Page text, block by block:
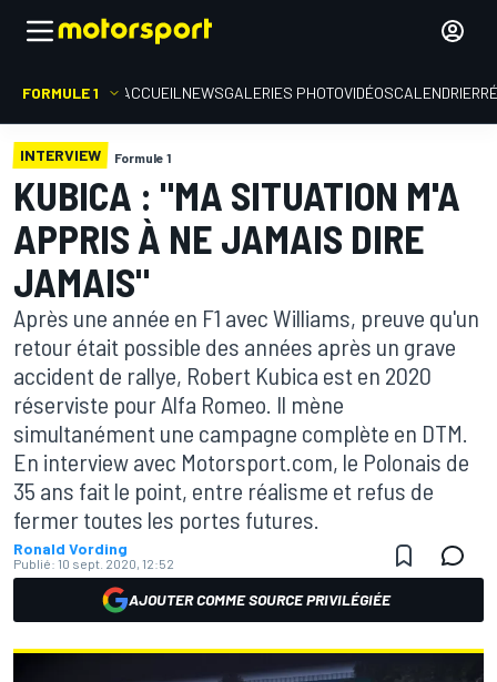
FORMULE 1 ACCUEIL NEWSGALERIES PHOTOVIDÉOSCALENDRIER
INTERVIEW Formule 1
KUBICA : "MA SITUATION M'A
APPRIS À NE JAMAIS DIRE
JAMAIS"
Après une année en F1 avec Williams, preuve qu'un
retour était possible des années après un grave
accident de rallye, Robert Kubica est en 2020
réserviste pour Alfa Romeo. Il mène
simultanément une campagne complète en DTM.
En interview avec Motorsport.com, le Polonais de
35 ans fait le point, entre réalisme et refus de
fermer toutes les portes futures.
Ronald Vording
Publié: 10 sept. 2020, 12:52
AJOUTER COMME SOURCE PRIVILÉGIÉE